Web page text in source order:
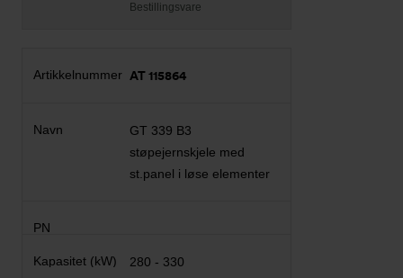
Bestillingsvare
AT 115864
GT 339 B3
støpejernskjele med
st.panel i løse elementer
280 - 330